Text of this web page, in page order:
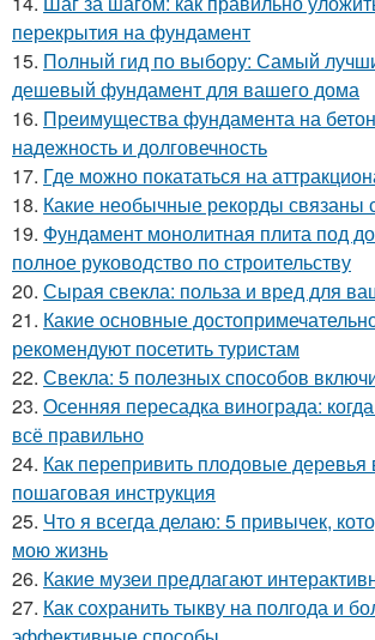
перекрытия на фундамент
15. Полный гид по выбору: Самый
дешевый фундамент для вашего дома
16. Преимущества фундамента на
надежность и долговечность
17. Где можно покататься на
18. Какие необычные рекорды связаны
19. Фундамент монолитная плита под
полное руководство по строительству
20. Сырая свекла: польза и вред для
21. Какие основные
рекомендуют посетить туристам
22. Свекла: 5 полезных способов
23. Осенняя пересадка винограда:
всё правильно
24. Как перепривить плодовые деревья
пошаговая инструкция
25. Что я всегда делаю: 5 привычек,
мою жизнь
26. Какие музеи предлагают
27. Как сохранить тыкву на полгода и